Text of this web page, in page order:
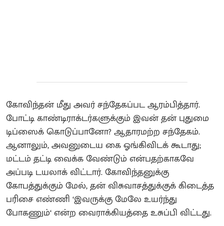
கோவிந்தன் மீது அவர் சந்தேகப்பட ஆரம்பித்தார்.
போட்டி காண்டிராக்டர்களுக்கும் இவன் தன் புதுமை
டிப்ஸைக் கொடுப்பானோ? ஆதாரமற்ற சந்தேகம்.
ஆனாலும், அவனுடைய கை ஓங்கிவிடக் கூடாது;
மட்டம் தட்டி வைக்க வேண்டும் என்பதற்காகவே
அப்படி டயலாக் விட்டார். கோவிந்தனுக்கு
கோபத்துக்கும் மேல், தன் விசுவாசத்துக்குக் கிடைத்த
பரிசை எண்ணி ‘இவருக்கு மேலே உயர்ந்து
போகணும்‘ என்ற வைராக்கியத்தை உசுப்பி விட்டது.